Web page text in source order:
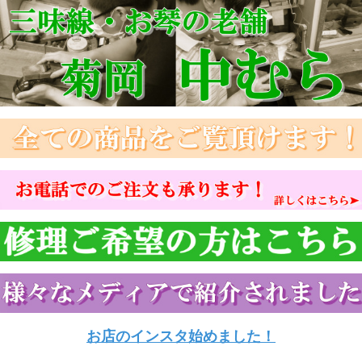
お店のインスタ始めました！